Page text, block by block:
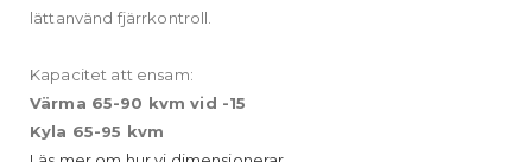
lättanvänd fjärrkontroll.
Kapacitet att ensam:
Värma 65-90 kvm vid -15
Kyla 65-95 kvm